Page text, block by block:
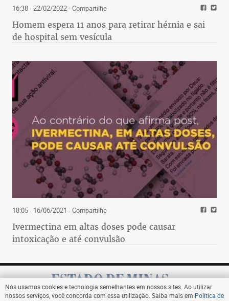
16:38 - 22/02/2022- Compartilhe
Homem espera 11 anos para retirar hérnia e sai
de hospital sem vesícula
18:05 - 16/06/2021 - Compartilhe
Ivermectina em altas doses pode causar
intoxicação e até convulsão
Nós usamos cookies e tecnologia semelhantes em nossos sites. Ao utilizar
nossos serviços, você concorda com essa utilização. Saiba mais em Política de